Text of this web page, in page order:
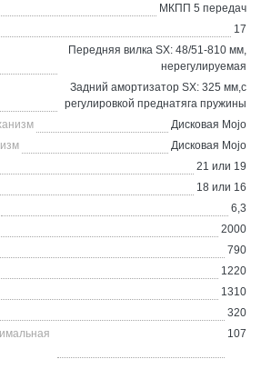
МКПП 5 передач
17
Передняя вилка SX: 48/51-810 мм,
нерегулируемая
Задний амортизатор SX: 325 мм,с
регулировкой преднатяга пружины
Дисковая Mojo
Дисковая Mojo
21 или 19
18 или 16
6,3
2000
790
1220
1310
320
107